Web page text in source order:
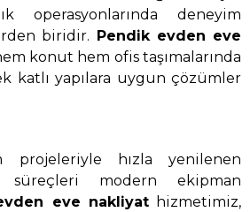
operasyonlarında deneyim
biridir.
Pendik evden eve
konut hem ofis taşımalarında
katlı yapılara uygun çözümler
projeleriyle hızla yenilenen
süreçleri modern ekipman
eve nakliyathizmetimiz,